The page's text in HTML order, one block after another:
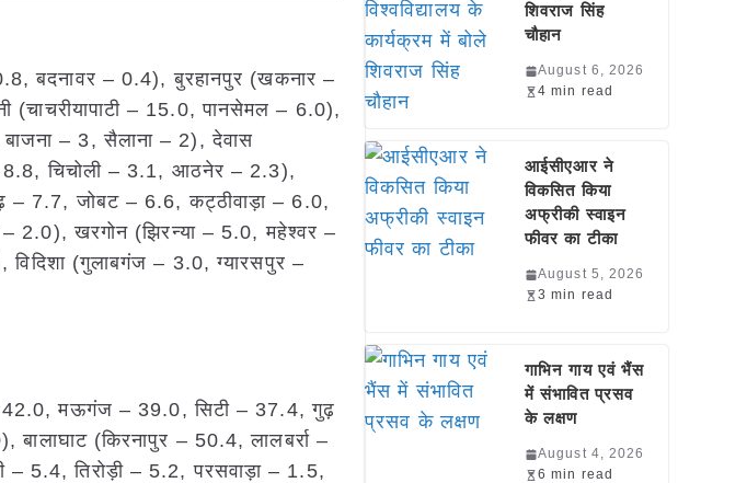
बदनावर – 0.4), बुरहानपुर (खकनार –
– 15.0, पानसेमल – 6.0),
बाजना – 3, सैलाना – 2), देवास
8.8, चिचोली – 3.1, आठनेर – 2.3),
– 7.7, जोबट – 6.6, कट्ठीवाड़ा – 6.0,
2.0), खरगोन (झिरन्या – 5.0, महेश्वर –
(गुलाबगंज – 3.0, ग्यारसपुर –
42.0, मऊगंज – 39.0, सिटी – 37.4, गुढ़
(किरनापुर – 50.4, लालबर्रा –
5.4, तिरोड़ी – 5.2, परसवाड़ा – 1.5,
शिवराज सिंह
चौहान
August 6, 2026
4 min read
आईसीएआर ने
विकसित किया
अफ्रीकी स्वाइन
फीवर का टीका
August 5, 2026
3 min read
गाभिन गाय एवं भैंस
में संभावित प्रसव
के लक्षण
August 4, 2026
6 min read